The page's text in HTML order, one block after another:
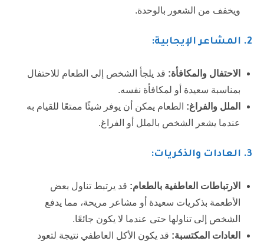
ويخفف من الشعور بالوحدة.
2. المشاعر الإيجابية:
الاحتفال والمكافأة: قد يلجأ الشخص إلى الطعام للاحتفال
بمناسبة سعيدة أو لمكافأة نفسه.
الملل والفراغ: الطعام يمكن أن يوفر شيئًا ممتعًا للقيام به
عندما يشعر الشخص بالملل أو الفراغ.
3. العادات والذكريات:
الارتباطات العاطفية بالطعام: قد يرتبط تناول بعض
الأطعمة بذكريات سعيدة أو مشاعر مريحة، مما يدفع
الشخص إلى تناولها حتى عندما لا يكون جائعًا.
العادات المكتسبة: قد يكون الأكل العاطفي نتيجة لتعود